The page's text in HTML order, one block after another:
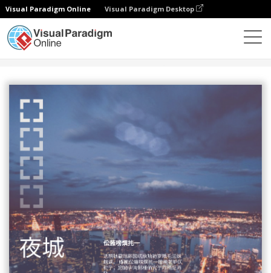
Visual Paradigm Online Visual Paradigm Desktop